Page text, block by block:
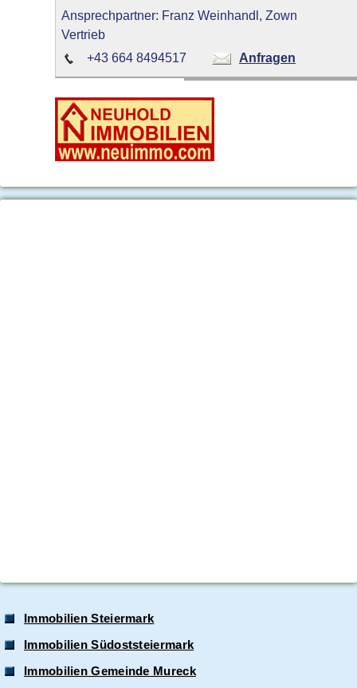
Ansprechpartner: Franz Weinhandl, Zown
Vertrieb
+43 664 8494517
Anfragen
Immobilien Steiermark
Immobilien Südoststeiermark
Immobilien Gemeinde Mureck